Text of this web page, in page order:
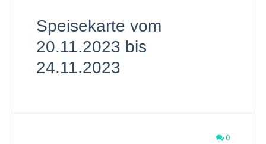
Speisekarte vom
20.11.2023 bis
24.11.2023
0